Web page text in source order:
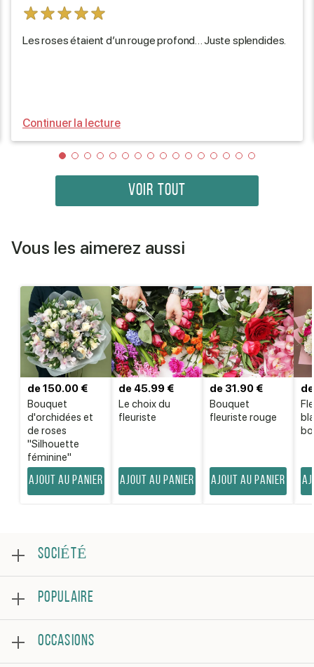
Les roses étaient d’un rouge profond… Juste splendides.
Continuer la lecture
VOIR TOUT
Vous les aimerez aussi
Bouquet
d'orchidées et
de roses
"Silhouette
féminine"
de 150.00 €
Ajout au panier
Le choix du
fleuriste
de 45.99 €
Ajout au panier
Bouquet
fleuriste rouge
de 31.90 €
Ajout au panier
SOCIÉTÉ
Examen
Foire aux questions
Conditions générales
Politique de confidentialité
POPULAIRE
Roses
Bouquets
OCCASIONS